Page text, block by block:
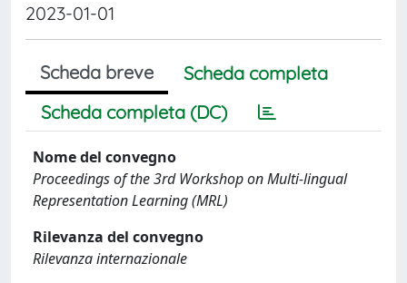
2023-01-01
Scheda breve
Scheda completa
Scheda completa (DC)
Nome del convegno
Proceedings of the 3rd Workshop on Multi-lingual
Representation Learning (MRL)
Rilevanza del convegno
Rilevanza internazionale